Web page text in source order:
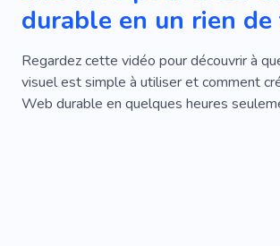
durable en un rien de
Regardez cette vidéo pour découvrir à
visuel est simple à utiliser et comment
Web durable en quelques heures